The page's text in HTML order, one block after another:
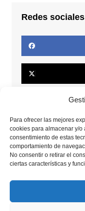
Para ofrecer las mejores
cookies para almacenar y/o
consentimiento de estas
comportamiento de
No consentir o retirar el
ciertas características y
Redes sociales